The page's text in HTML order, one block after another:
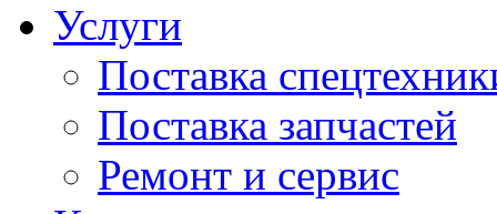
Услуги
Поставка
Поставка запчастей
Ремонт и сервис